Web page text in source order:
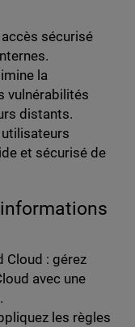
sécurisé
la
vulnérabilités
distants.
et sécurisé de
Cloud : gérez
avec une
les règles